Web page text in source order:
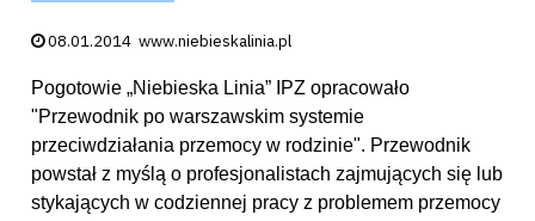
Data publikacji:
08.01.2014www.niebieskalinia.pl
Pogotowie „Niebieska Linia” IPZ opracowało
"Przewodnik po warszawskim systemie
przeciwdziałania przemocy w rodzinie". Przewodnik
powstał z myślą o profesjonalistach zajmujących się lub
stykających w codziennej pracy z problemem przemocy